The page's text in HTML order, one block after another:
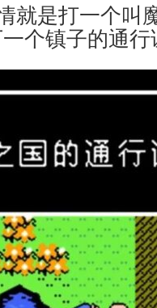
就是打一个叫
个镇子的通